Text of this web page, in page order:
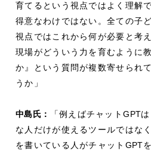
育てるという視点ではよく理解
得意なわけではない。全ての子
視点ではこれから何が必要と考
現場がどういう力を育むように
か』という質問が複数寄せられ
うか」
中島氏： 「例えばチャットGPT
な人だけが使えるツールではな
を書いている人がチャット GPT